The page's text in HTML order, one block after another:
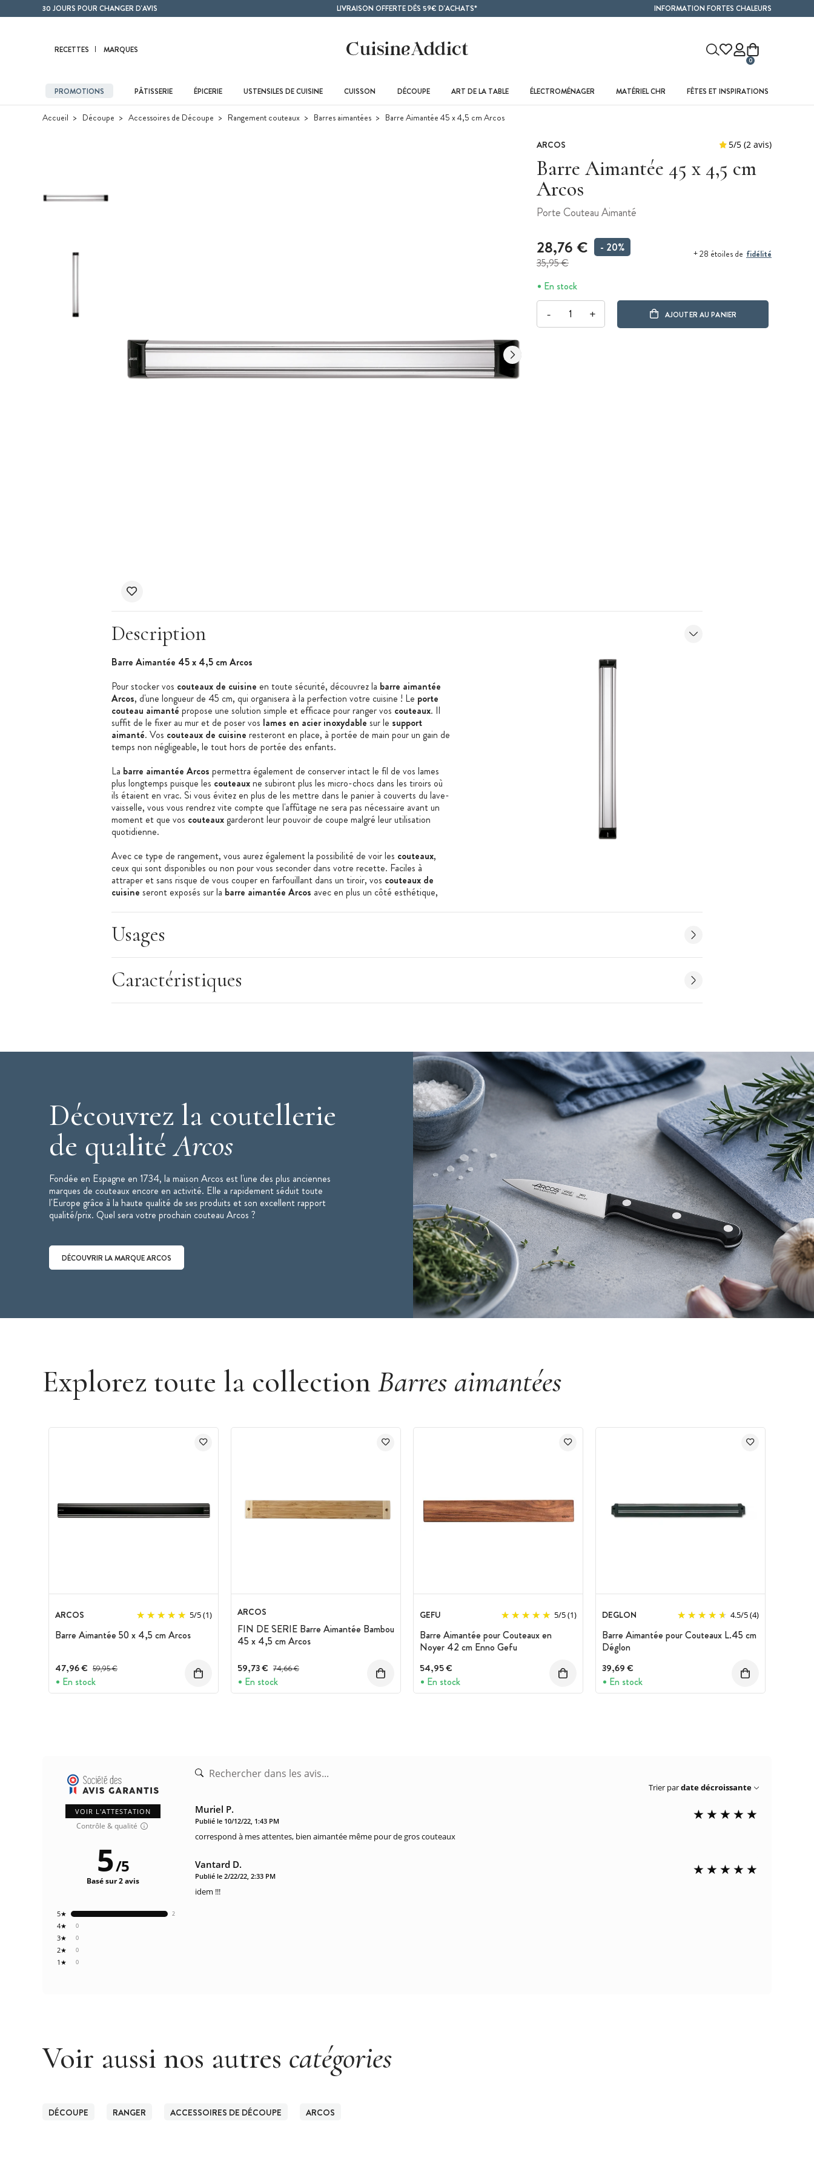
Contenu principal30 JOURS POUR CHANGER D'AVIS LIVRAISON OFFERTE DÈS 59€ D'ACHATS* INFORMATION FORTES CHALEURS
RECETTES MARQUES
0
PROMOTIONS PÂTISSERIE ÉPICERIE USTENSILES DE CUISINE CUISSON DÉCOUPE ART DE LA TABLE ÉLECTROMÉNAGER MATÉRIEL CHR FÊTES ET INSPIRATIONS
Accueil Découpe Accessoires de Découpe Rangement couteaux Barres aimantées Barre Aimantée 45 x 4,5 cm Arcos
ARCOS
Barre Aimantée 45 x 4,5 cm
Arcos
Porte Couteau Aimanté
28,76 €
35,95 €
- 20% + 28 étoiles de fidélité
En stock
- + AJOUTER AU PANIER
Description
Barre Aimantée 45 x 4,5 cm Arcos
Pour stocker vos couteaux de cuisine en toute sécurité, découvrez la barre aimantée
Arcos, d'une longueur de 45 cm, qui organisera à la perfection votre cuisine ! Le porte
couteau aimanté propose une solution simple et efficace pour ranger vos couteaux. Il
suffit de le fixer au mur et de poser vos lames en acier inoxydable sur le support
aimanté. Vos couteaux de cuisine resteront en place, à portée de main pour un gain de
temps non négligeable, le tout hors de portée des enfants.
La barre aimantée Arcos permettra également de conserver intact le fil de vos lames
plus longtemps puisque les couteauxne subiront plus les micro-chocs dans les tiroirs où
ils étaient en vrac. Si vous évitez en plus de les mettre dans le panier à couverts du lave-
vaisselle, vous vous rendrez vite compte que l'affûtage ne sera pas nécessaire avant un
moment et que vos couteauxgarderont leur pouvoir de coupe malgré leur utilisation
quotidienne.
Avec ce type de rangement, vous aurez également la possibilité de voir les couteaux,
ceux qui sont disponibles ou non pour vous seconder dans votre recette. Faciles à
attraper et sans risque de vous couper en farfouillant dans un tiroir, vos couteaux de
cuisine seront exposés sur la barre aimantée Arcos avec en plus un côté esthétique,
Les + produit :
Couteaux à portée de main
Caractéristiques Barre Aimantée
Matériaux : PVC/Acier/ABS
Arcos
Usages
Caractéristiques
Découvrez la coutellerie
de qualitéArcos
Fondée en Espagne en 1734, la maison Arcos est l'une des plus anciennes
marques de couteaux encore en activité. Elle a rapidement séduit toute
l'Europe grâce à la haute qualité de ses produits et son excellent rapport
qualité/prix. Quel sera votre prochain couteau Arcos ?
DÉCOUVRIR LA MARQUE ARCOS
Explorez toute la collection Barres aimantées
ARCOS 5/5(1)
Barre Aimantée 50 x 4,5 cm Arcos
47,96 € Prix avant réduction :
59,95 €
En stock
ARCOS
FIN DE SERIE Barre Aimantée Bambou
45 x 4,5 cm Arcos
59,73 € Prix avant réduction :
74,66 €
En stock
GEFU 5/5(1)
Barre Aimantée pour Couteaux en
Noyer 42 cm Enno Gefu
54,95 €
En stock
DEGLON 4.5/5(4)
Barre Aimantée pour Couteaux L.45 cm
Déglon
39,69 €
En stock
VOIR L'ATTESTATION
Contrôle & qualité
0
1★
0
2★
0
3★
0
4★
2
5★
5/5
Basé sur 2 avis
Trier pardate décroissante
Muriel P.
Publié le 10/12/22, 1:43 PM
correspond à mes attentes, bien aimantée même pour de gros couteaux
Vantard D.
Publié le 2/22/22, 2:33 PM
idem !!!
Voir aussi nos autres catégories
DÉCOUPE RANGER ACCESSOIRES DE DÉCOUPE ARCOS